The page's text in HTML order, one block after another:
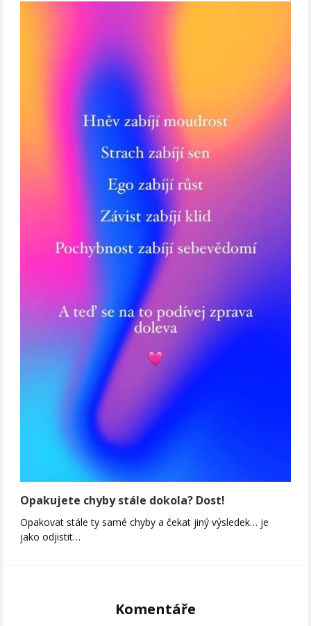
Opakujete chyby stále dokola? Dost!
Opakovat stále ty samé chyby a čekat jiný výsledek… je
jako odjistit…
Komentáře